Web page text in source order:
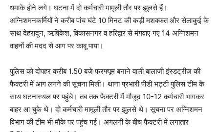
धमाके होने लगे। घटना में दो कर्मचारी मामूली तौर पर झुलसे हैं।
अग्निशमनकर्मियों ने करीब पांच घंटे 10 मिनट की कड़ी मशक्कत और सेलाकुई के
साथ देहरादून, ऋषिकेश, विकासनगर व हरिद्वार से मंगवाए गए 14 अग्निशमन
वाहनों की मदद से आग पर काबू पाया।
पुलिस को दोपहर करीब 1.50 बजे फरफ्यूम बनाने वाली बालाजी इंस्डट्रीज की
फैक्टरी में आग लगने की सूचना मिली। थाना प्रभारी पीडी भट्टी पुलिस टीम के
साथ घटनास्थल पर पहुंचे। तब तक फैक्टरी में मौजूद 10-12 कर्मचारी भागकर
बाहर आ चुके थे। दो कर्मचारी मामूली तौर पर झुलसे थे। सूचना पर अग्निशमन
विभाग की टीम भी मौके पर पहुंच गई। अगलगी के बीच फैक्टरी में लगातार